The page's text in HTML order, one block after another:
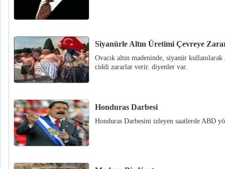
Siyanürle Altın Üretimi Çevreye
Ovacık altın madeninde, siyanür
ciddi zararlar verir. diyenler var.
Honduras Darbesi
Honduras Darbesini izleyen saatlerde ABD